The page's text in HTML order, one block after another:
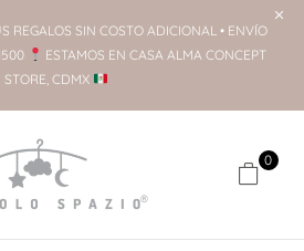
REGALOS SIN COSTO ADICIONAL • ENVÍO
ESTAMOS EN CASA ALMA CONCEPT
STORE, CDMX
0